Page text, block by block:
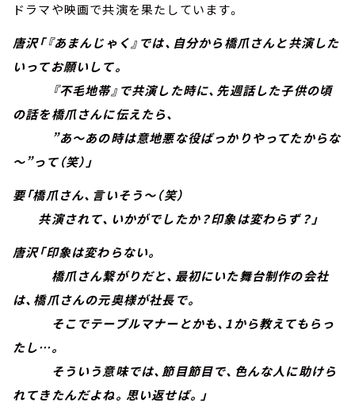
ドラマや映画で共演を果たしています。
唐沢「『あまんじゃく』では、自分から橋爪さんと共演した
いってお願いして。
『不毛地帯』で共演した時に、先週話した子供の頃
の話を橋爪さんに伝えたら、
”あ～あの時は意地悪な役ばっかりやってたからな
～”って（笑）」
要「橋爪さん、言いそう～（笑）
共演されて、いかがでしたか？印象は変わらず？」
唐沢「印象は変わらない。
橋爪さん繋がりだと、最初にいた舞台制作の会社
は、橋爪さんの元奥様が社長で。
そこでテーブルマナーとかも、1から教えてもらっ
たし…。
そういう意味では、節目節目で、色んな人に助けら
れてきたんだよね。思い返せば。」